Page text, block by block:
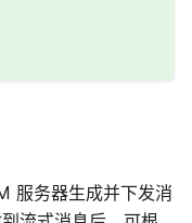
服务器生成并下发消